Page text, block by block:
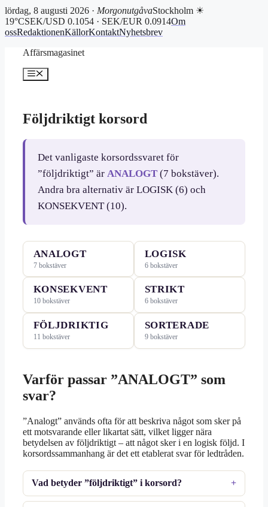
lördag, 8 augusti 2026 · MorgonutgåvaStockholm ☀
19°CSEK/USD 0.1054 · SEK/EUR 0.0914Om
ossRedaktionenKällorKontaktNyhetsbrev
Affärsmagasinet
Meny
Följdriktigt korsord
Det vanligaste korsordssvaret för
”följdriktigt” är ANALOGT(7 bokstäver).
Andra bra alternativ är LOGISK (6) och
KONSEKVENT (10).
ANALOGT
7 bokstäver
LOGISK
6 bokstäver
KONSEKVENT
10 bokstäver
STRIKT
6 bokstäver
FÖLJDRIKTIG
11 bokstäver
SORTERADE
9 bokstäver
Varför passar ”ANALOGT” som
svar?
”Analogt” används ofta för att beskriva något som sker på
ett motsvarande eller likartat sätt, vilket ligger nära
betydelsen av följdriktigt – att något sker i en logisk följd. I
korsordssammanhang är det ett etablerat svar för ledtråden.
Vad betyder ”följdriktigt” i korsord?